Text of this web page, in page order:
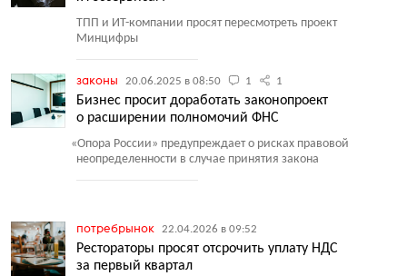
ТПП и ИТ-компании просят пересмотреть проект
Минцифры
законы 20.06.2025 в 08:50 1 1
Бизнес просит доработать законопроект
о расширении полномочий ФНС
«Опора России» предупреждает о рисках правовой
неопределенности в случае принятия закона
потребрынок 22.04.2026 в 09:52
Рестораторы просят отсрочить уплату НДС
за первый квартал